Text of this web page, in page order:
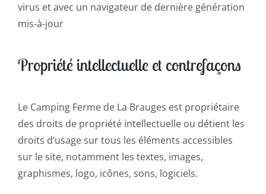
virus et avec un navigateur de dernière génération
mis-à-jour
Propriété intellectuelle et contrefaçons
Le Camping Ferme de La Brauges est propriétaire
des droits de propriété intellectuelle ou détient les
droits d’usage sur tous les éléments accessibles
sur le site, notamment les textes, images,
graphismes, logo, icônes, sons, logiciels.